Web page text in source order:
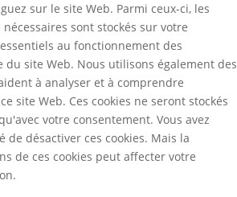
sur le site Web. Parmi ceux-ci, les
nécessaires sont stockés sur votre
au fonctionnement des
site Web. Nous utilisons également des
à analyser et à comprendre
site Web. Ces cookies ne seront stockés
votre consentement. Vous avez
de désactiver ces cookies. Mais la
de ces cookies peut affecter votre